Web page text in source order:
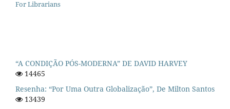
For Librarians
“A CONDIÇÃO PÓS-MODERNA” DE DAVID HARVEY
14465
Resenha: “Por Uma Outra Globalização”, De Milton Santos
13439